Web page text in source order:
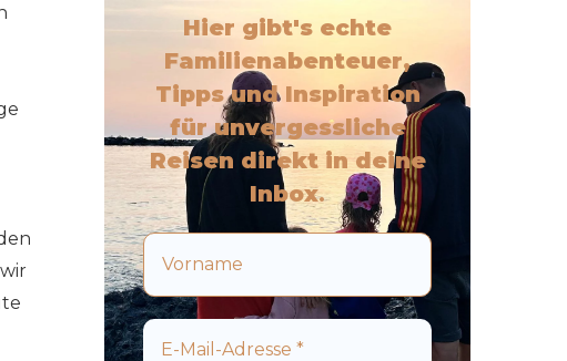
Hier gibt's echte
Familienabenteuer,
Tipps und Inspiration
für unvergessliche
Reisen direkt in deine
Inbox.